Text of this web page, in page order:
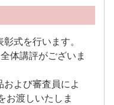
式を行います。
体講評がございま
よび審査員によ
お渡しいたしま